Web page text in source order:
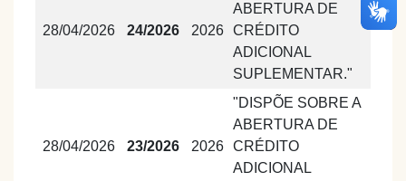
28/04/2026 24/2026 2026
ABERTURA DE
CRÉDITO
ADICIONAL
SUPLEMENTAR."
28/04/2026 23/2026 2026
"DISPÕE SOBRE A
ABERTURA DE
CRÉDITO
ADICIONAL